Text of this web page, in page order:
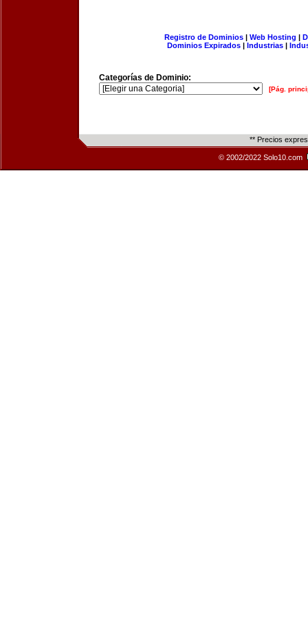
Registro de Dominios| Web Hosting |
Dominios Expirados | Industrias |
Categorías de Dominio:
[Pág.
** Precios
© 2002/2022 Solo10.com